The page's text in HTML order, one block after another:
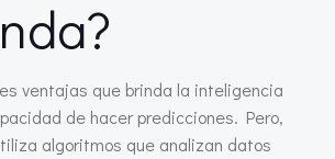
ventajas que brinda la inteligencia
de hacer predicciones. Pero,
algoritmos que analizan datos